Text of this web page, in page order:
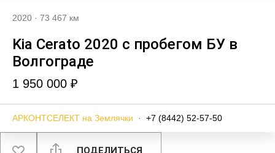
2020 · 73 467 км
Kia Cerato 2020 с пробегом БУ в
Волгограде
1 950 000 ₽
АРКОНТСЕЛЕКТ на Землячки · +7 (8442) 52-57-50
ПОДЕЛИТЬСЯ